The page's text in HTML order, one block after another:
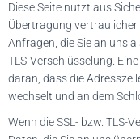
Diese Seite nutzt aus
Übertragung
Anfragen, die Sie an uns
TLS-Verschlüsselung.
daran, dass die
wechselt und an dem
Wenn die SSL- bzw. TLS-